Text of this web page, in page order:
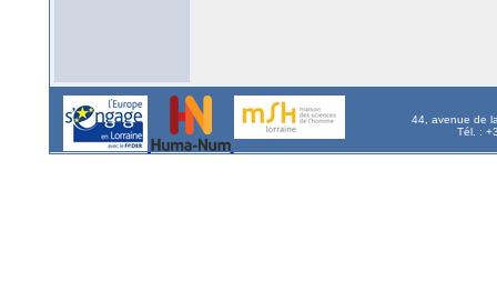
44, avenue de
Tél. :